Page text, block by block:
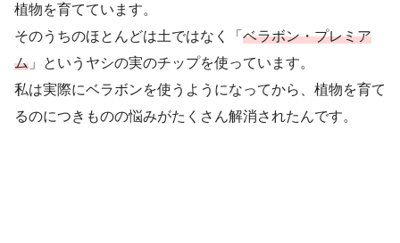
植物を育てています。
そのうちのほとんどは土ではなく「 ベラボン・プレミア
ム 」というヤシの実のチップを使っています。
私は実際にベラボンを使うようになってから、植物を育て
るのにつきものの悩みがたくさん解消されたんです。